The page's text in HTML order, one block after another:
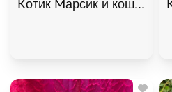
Котик Марсик и кошечка